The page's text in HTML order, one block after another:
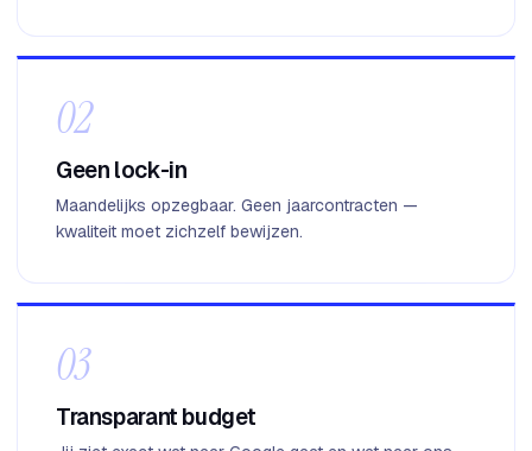
02
Geen lock-in
Maandelijks opzegbaar. Geen jaarcontracten —
kwaliteit moet zichzelf bewijzen.
03
Transparant budget